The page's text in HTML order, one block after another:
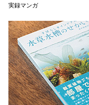
実録マンガ